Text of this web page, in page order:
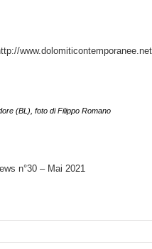
www.dolomiticontemporanee.net
(BL), foto di Filippo Romano
n°30 – Mai 2021